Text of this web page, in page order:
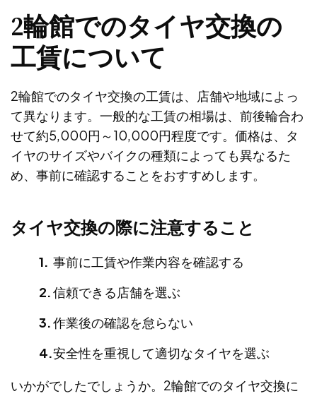
2輪館でのタイヤ交換の
工賃について
2輪館でのタイヤ交換の工賃は、店舗や地域によっ
て異なります。一般的な工賃の相場は、前後輪合わ
せて約5,000円～10,000円程度です。価格は、タ
イヤのサイズやバイクの種類によっても異なるた
め、事前に確認することをおすすめします。
タイヤ交換の際に注意すること
事前に工賃や作業内容を確認する
信頼できる店舗を選ぶ
作業後の確認を怠らない
安全性を重視して適切なタイヤを選ぶ
いかがでしたでしょうか。2輪館でのタイヤ交換に